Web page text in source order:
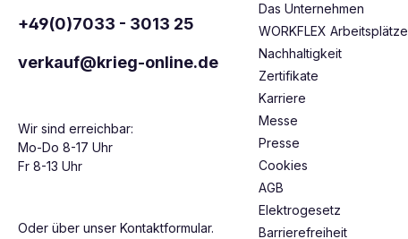
+49(0)7033 - 3013 25
verkauf@krieg-online.de
Wir sind erreichbar:
Mo-Do 8-17 Uhr
Fr 8-13 Uhr
Oder über unser Kontaktformular.
Das Unternehmen
WORKFLEX Arbeitsplätze
Nachhaltigkeit
Zertifikate
Karriere
Messe
Presse
Cookies
AGB
Elektrogesetz
Barrierefreiheit